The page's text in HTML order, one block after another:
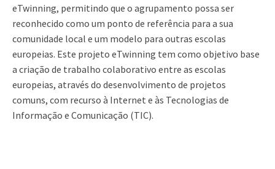
eTwinning, permitindo que o agrupamento possa ser
reconhecido como um ponto de referência para a sua
comunidade local e um modelo para outras escolas
europeias. Este projeto eTwinning tem como objetivo base
a criação de trabalho colaborativo entre as escolas
europeias, através do desenvolvimento de projetos
comuns, com recurso à Internet e às Tecnologias de
Informação e Comunicação (TIC).